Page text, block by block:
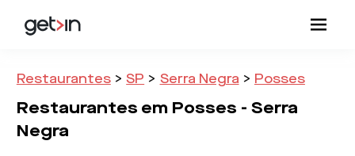
Restaurantes > SP > Serra Negra > Posses
Restaurantes em Posses - Serra
Negra